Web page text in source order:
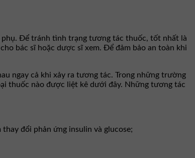
phụ. Để tránh tình trạng tương tác thuốc, tốt nhất là
bác sĩ hoặc dược sĩ xem. Để đảm bảo an toàn khi
ngay cả khi xảy ra tương tác. Trong những trường
thuốc nào được liệt kê dưới đây. Những tương tác
đổi phản ứng insulin và glucose;